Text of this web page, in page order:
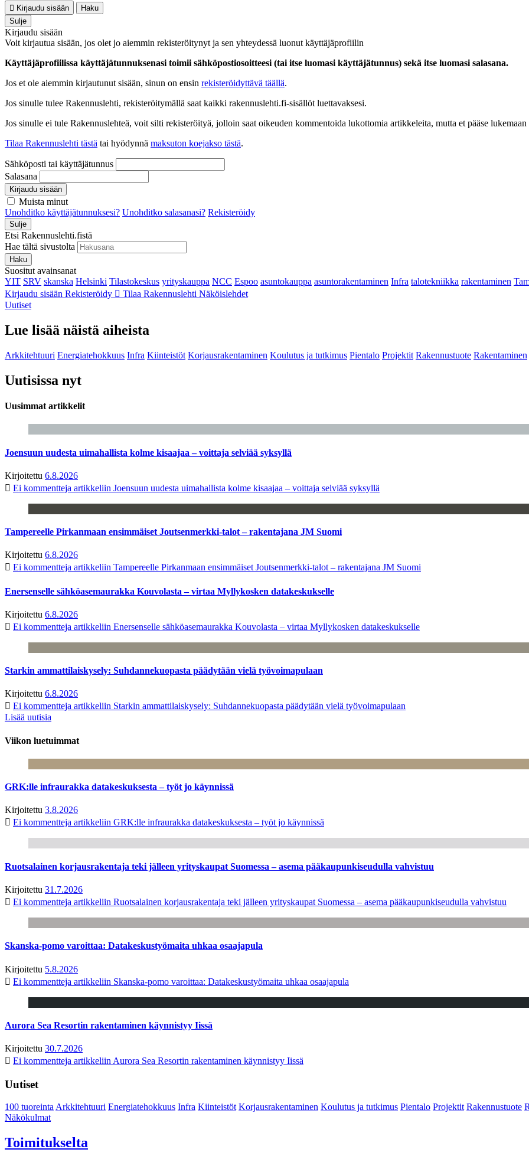
Kirjaudu sisään
Haku
Sulje
Kirjaudu sisään
Voit kirjautua sisään, jos olet jo aiemmin rekisteröitynyt ja sen yhteydessä luonut käyttäjäprofiilin
Käyttäjäprofiilissa käyttäjätunnuksenasi toimii sähköpostiosoitteesi (tai itse luomasi käyttäjätunnus) sekä itse luomasi salasana.
Jos et ole aiemmin kirjautunut sisään, sinun on ensin rekisteröidyttävä täällä.
Jos sinulle tulee Rakennuslehti, rekisteröitymällä saat kaikki rakennuslehti.fi-sisällöt luettavaksesi.
Jos sinulle ei tule Rakennuslehteä, voit silti rekisteröityä, jolloin saat oikeuden kommentoida lukottomia artikkeleita, mutta et pääse
Tilaa Rakennuslehti tästä tai hyödynnä maksuton koejakso tästä.
Sähköposti tai käyttäjätunnus
Salasana
Kirjaudu sisään
Muista minut
Unohditko käyttäjätunnuksesi? Unohditko salasanasi? Rekisteröidy
Sulje
Etsi Rakennuslehti.fistä
Hae tältä sivustolta
Haku
Suositut avainsanat
YIT SRV skanska Helsinki Tilastokeskus yrityskauppa NCC Espoo asuntokauppa asuntorakentaminen Infra talotekniikka rakentaminen
Kirjaudu sisään Rekisteröidy Tilaa Rakennuslehti Näköislehdet
Uutiset
Lue lisää näistä aiheista
Arkkitehtuuri Energiatehokkuus Infra Kiinteistöt Korjausrakentaminen Koulutus ja tutkimus Pientalo Projektit Rakennustuote Rakentaminen
Uutisissa nyt
Uusimmat artikkelit
Joensuun uudesta uimahallista kolme kisaajaa – voittaja selviää syksyllä
Kirjoitettu 6.8.2026
Ei kommentteja artikkeliin Joensuun uudesta uimahallista kolme kisaajaa – voittaja selviää syksyllä
Tampereelle Pirkanmaan ensimmäiset Joutsenmerkki-talot – rakentajana JM Suomi
Kirjoitettu 6.8.2026
Ei kommentteja artikkeliin Tampereelle Pirkanmaan ensimmäiset Joutsenmerkki-talot – rakentajana JM Suomi
Enersenselle sähköasemaurakka Kouvolasta – virtaa Myllykosken datakeskukselle
Kirjoitettu 6.8.2026
Ei kommentteja artikkeliin Enersenselle sähköasemaurakka Kouvolasta – virtaa Myllykosken datakeskukselle
Starkin ammattilaiskysely: Suhdannekuopasta päädytään vielä työvoimapulaan
Kirjoitettu 6.8.2026
Ei kommentteja artikkeliin Starkin ammattilaiskysely: Suhdannekuopasta päädytään vielä työvoimapulaan
Lisää uutisia
Viikon luetuimmat
GRK:lle infraurakka datakeskuksesta – työt jo käynnissä
Kirjoitettu 3.8.2026
Ei kommentteja artikkeliin GRK:lle infraurakka datakeskuksesta – työt jo käynnissä
Ruotsalainen korjausrakentaja teki jälleen yrityskaupat Suomessa – asema pääkaupunkiseudulla vahvistuu
Kirjoitettu 31.7.2026
Ei kommentteja artikkeliin Ruotsalainen korjausrakentaja teki jälleen yrityskaupat Suomessa – asema pääkaupunkiseudulla vahvistuu
Skanska-pomo varoittaa: Datakeskustyömaita uhkaa osaajapula
Kirjoitettu 5.8.2026
Ei kommentteja artikkeliin Skanska-pomo varoittaa: Datakeskustyömaita uhkaa osaajapula
Aurora Sea Resortin rakentaminen käynnistyy Iissä
Kirjoitettu 30.7.2026
Ei kommentteja artikkeliin Aurora Sea Resortin rakentaminen käynnistyy Iissä
Uutiset
100 tuoreintaArkkitehtuuri Energiatehokkuus Infra Kiinteistöt Korjausrakentaminen Koulutus ja tutkimus Pientalo Projektit Rakennustuote
Näkökulmat
Toimitukselta